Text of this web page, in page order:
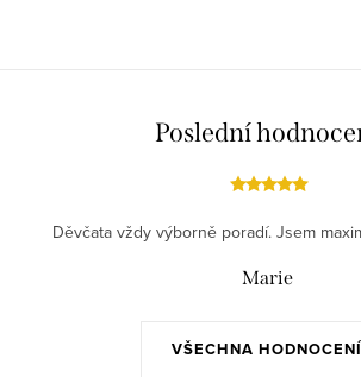
Poslední
VŠECHNA HODNOCENÍ
Děvčata vždy výborně poradí. Jsem
Marie